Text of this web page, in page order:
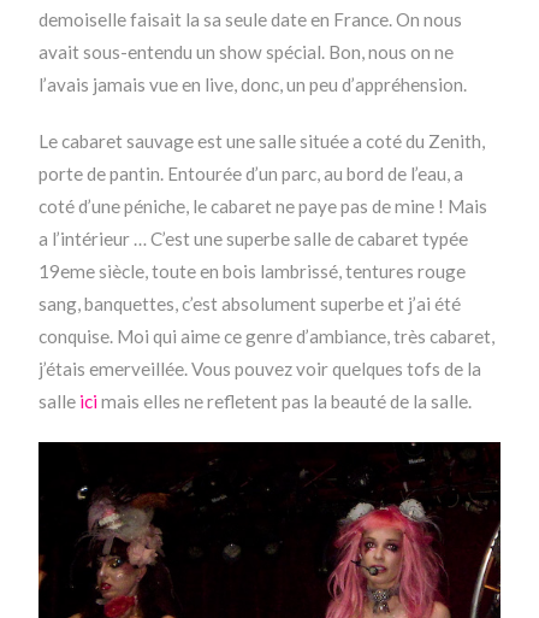
demoiselle faisait la sa seule date en France. On nous
avait sous-entendu un show spécial. Bon, nous on ne
l’avais jamais vue en live, donc, un peu d’appréhension.
Le cabaret sauvage est une salle située a coté du Zenith,
porte de pantin. Entourée d’un parc, au bord de l’eau, a
coté d’une péniche, le cabaret ne paye pas de mine ! Mais
a l’intérieur … C’est une superbe salle de cabaret typée
19eme siècle, toute en bois lambrissé, tentures rouge
sang, banquettes, c’est absolument superbe et j’ai été
conquise. Moi qui aime ce genre d’ambiance, très cabaret,
j’étais emerveillée. Vous pouvez voir quelques tofs de la
salle icimais elles ne refletent pas la beauté de la salle.